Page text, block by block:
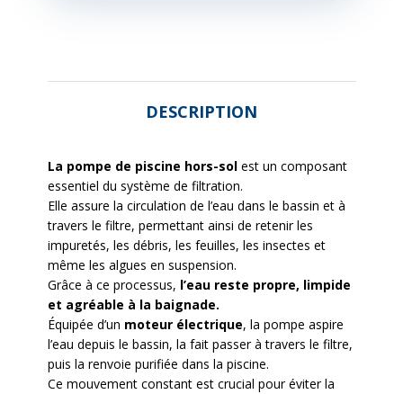
DESCRIPTION
La pompe de piscine hors-sol est un composant
essentiel du système de filtration.
Elle assure la circulation de l’eau dans le bassin et à
travers le filtre, permettant ainsi de retenir les
impuretés, les débris, les feuilles, les insectes et
même les algues en suspension.
Grâce à ce processus, l’eau reste propre, limpide
et agréable à la baignade.
Équipée d’un moteur électrique, la pompe aspire
l’eau depuis le bassin, la fait passer à travers le filtre,
puis la renvoie purifiée dans la piscine.
Ce mouvement constant est crucial pour éviter la